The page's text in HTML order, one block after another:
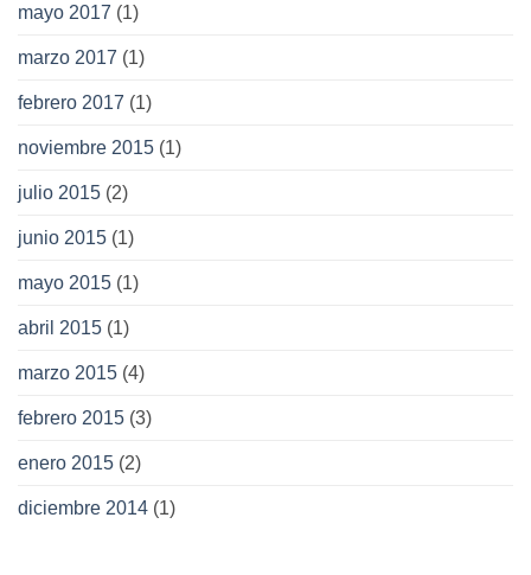
mayo 2017 (1)
marzo 2017 (1)
febrero 2017 (1)
noviembre 2015 (1)
julio 2015 (2)
junio 2015 (1)
mayo 2015 (1)
abril 2015 (1)
marzo 2015 (4)
febrero 2015 (3)
enero 2015 (2)
diciembre 2014 (1)